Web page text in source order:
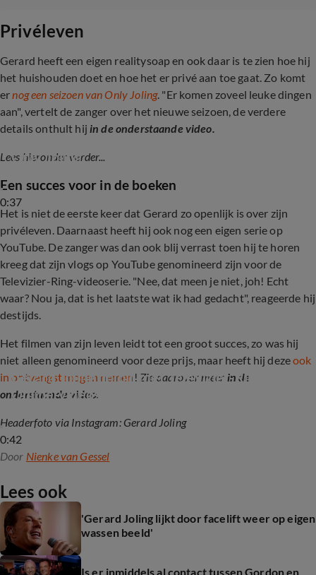
Privéleven
Gerard heeft een eigen realitysoap en ook daar is te zien hoe hij
het huishouden doet en hoe het er privé aan toe gaat. Zo komt
ernog een seizoen van Only Joling. "Er komen zoveel leuke dingen
aan", vertelt de zanger over het nieuwe seizoen, de verdere
details onthult hij in de onderstaande video.
Lees hieronder verder...
0:37
Gerard Joling onthult details nieuw seizoen
Only Joling
Een succes voor in de boeken
Het is niet de eerste keer dat Gerard zo openlijk is over zijn
privéleven. Daarnaast heeft hij ook nog een eigen serie op
YouTube. De zanger was dan ook blij verrast toen hij te horen
kreeg dat zijn vlogs op YouTube genomineerd zijn voor de
Televizier-Ring-videoserie. "Nee, dat meen je niet, joh! Echt
waar? Nou ja, dat is het laatste wat ik had gedacht", reageerde hij
destijds.
Het filmen van zijn leven leidt tot een groot succes, zo was hij
niet alleen genomineerd voor deze prijs, maar heeft hij dezeook
in ontvangst mogen nemen ! Zie daarover meer in de
onderstaande video.
0:42
Gerard Joling dolblij met Televizier-Ring
Online-videoserie, maar heeft de ring nog niet
Headerfoto via Instagram: Gerard Joling
Door Nienke van Gessel
Lees ook
'Gerard Joling lijkt door facelift weer op eigen
wassen beeld'
Is er inmiddels al contact tussen Gordon en